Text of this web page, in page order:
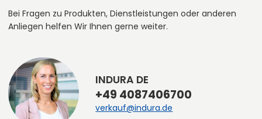
Bei Fragen zu Produkten, Dienstleistungen oder anderen
Anliegen helfen Wir Ihnen gerne weiter.
INDURA DE
+49 4087406700
verkauf@indura.de